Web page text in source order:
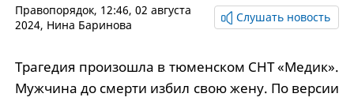
Правопорядок, 12:46, 02 августа
2024, Нина Баринова
Слушать новость
Трагедия произошла в тюменском СНТ «Медик».
Мужчина до смерти избил свою жену. По версии